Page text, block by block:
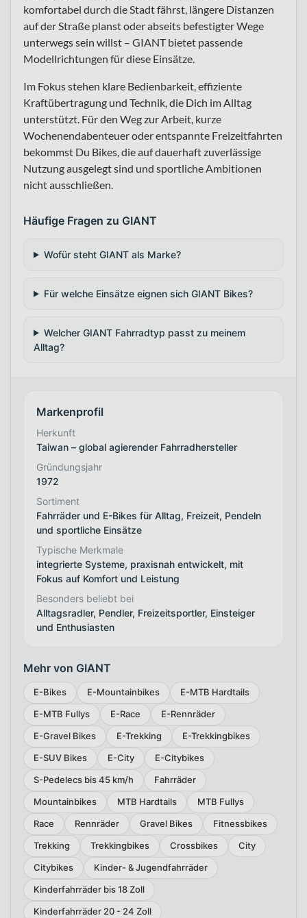
komfortabel durch die Stadt fährst, längere Distanzen
auf der Straße planst oder abseits befestigter Wege
unterwegs sein willst – GIANT bietet passende
Modellrichtungen für diese Einsätze.
Im Fokus stehen klare Bedienbarkeit, effiziente
Kraftübertragung und Technik, die Dich im Alltag
unterstützt. Für den Weg zur Arbeit, kurze
Wochenendabenteuer oder entspannte Freizeitfahrten
bekommst Du Bikes, die auf dauerhaft zuverlässige
Nutzung ausgelegt sind und sportliche Ambitionen
nicht ausschließen.
Häufige Fragen zu GIANT
Wofür steht GIANT als Marke?
Für welche Einsätze eignen sich GIANT Bikes?
Welcher GIANT Fahrradtyp passt zu meinem
Alltag?
Markenprofil
Herkunft
Taiwan – global agierender Fahrradhersteller
Gründungsjahr
1972
Sortiment
Fahrräder und E-Bikes für Alltag, Freizeit, Pendeln
und sportliche Einsätze
Typische Merkmale
integrierte Systeme, praxisnah entwickelt, mit
Fokus auf Komfort und Leistung
Besonders beliebt bei
Alltagsradler, Pendler, Freizeitsportler, Einsteiger
und Enthusiasten
Mehr von GIANT
E-Bikes E-Mountainbikes
E-MTB Hardtails
E-MTB Fullys
E-Race
E-Rennräder
E-Gravel Bikes
E-Trekking
E-Trekkingbikes
E-SUV Bikes
E-City
E-Citybikes
S-Pedelecs bis 45 km/h
Fahrräder
Mountainbikes
MTB Hardtails
MTB Fullys
Race
Rennräder Gravel Bikes
Fitnessbikes
Trekking
Trekkingbikes Crossbikes
City
Citybikes
Kinder- & Jugendfahrräder
Kinderfahrräder bis 18 Zoll
Kinderfahrräder 20 - 24 Zoll